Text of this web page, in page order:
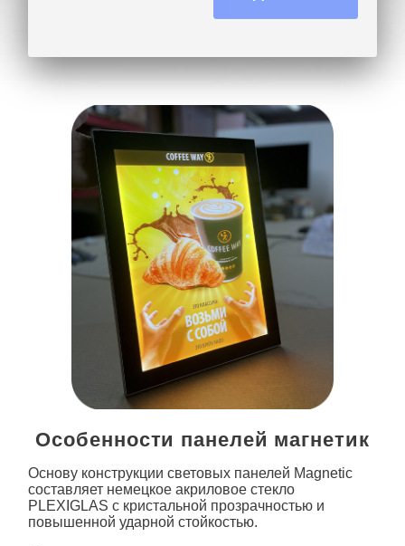
Особенности панелей магнетик
Основу конструкции световых панелей Magnetic
составляет немецкое акриловое стекло
PLEXIGLAS с кристальной прозрачностью и
повышенной ударной стойкостью.